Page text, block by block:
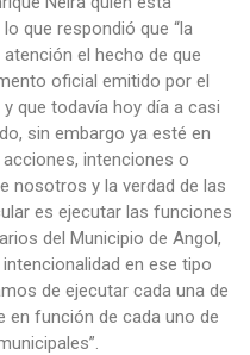
que respondió que “la
el hecho de que
oficial emitido por el
que todavía hoy día a casi
sin embargo ya esté en
intenciones o
nosotros y la verdad de las
es ejecutar las funciones
del Municipio de Angol,
en ese tipo
de ejecutar cada una de
en función de cada uno de